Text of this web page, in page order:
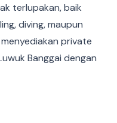
terlupakan, baik
diving, maupun
private
Banggai dengan